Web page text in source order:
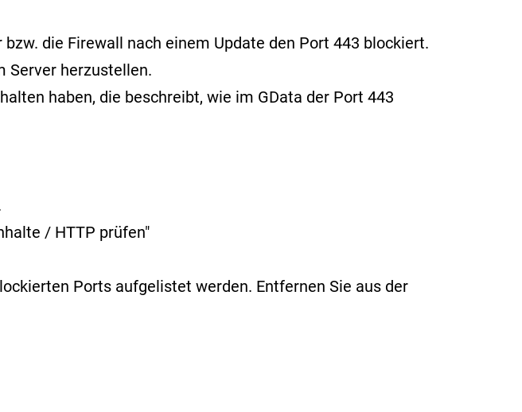
die Firewall nach einem Update den Port 443 blockiert.
Server herzustellen.
haben, die beschreibt, wie im GData der Port 443
/ HTTP prüfen"
Ports aufgelistet werden. Entfernen Sie aus der